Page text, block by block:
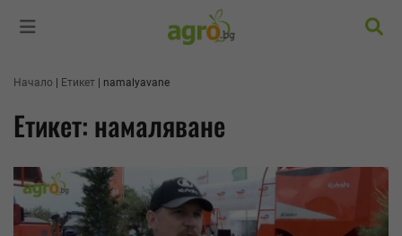
Начало Етикет namalyavane
Етикет: намаляване